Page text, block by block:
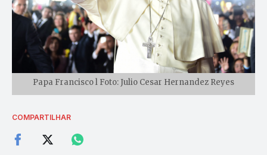
Papa Francisco l Foto: Julio Cesar Hernandez Reyes
COMPARTILHAR